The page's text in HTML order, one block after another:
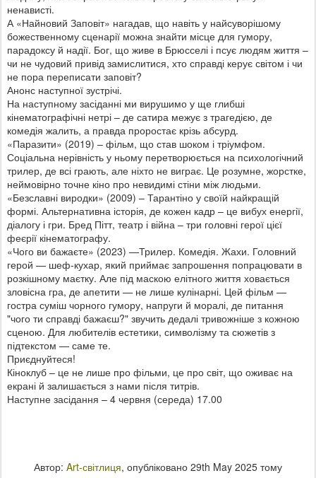
ненависті.
А «Найновий Заповіт» нагадав, що навіть у найсуворішому
божественному сценарії можна знайти місце для гумору,
парадоксу й надії. Бог, що живе в Брюсселі і псує людям життя –
чи не чудовий привід замислитися, хто справді керує світом і чи
не пора переписати заповіт?
Анонс наступної зустрічі.
На наступному засіданні ми вирушимо у ще глибші
кінематографічні нетрі – де сатира межує з трагедією, де
комедія жалить, а правда проростає крізь абсурд.
«Паразити» (2019) – фільм, що став шоком і тріумфом.
Соціальна нерівність у ньому перетворюється на психологічний
трилер, де всі грають, але ніхто не виграє. Це розумне, жорстке,
неймовірно точне кіно про невидимі стіни між людьми.
«Безславні виродки» (2009) – Тарантіно у своїй найкращій
формі. Альтернативна історія, де кожен кадр – це вибух енергії,
діалогу і гри. Бред Пітт, театр і війна – три головні герої цієї
феєрії кінематографу.
«Чого ви бажаєте» (2023) —Трилер. Комедія. Жахи. Головний
герой — шеф-кухар, який приймає запрошення попрацювати в
розкішному маєтку. Але під маскою елітного життя ховається
зловісна гра, де апетити — не лише кулінарні. Цей фільм —
гостра суміш чорного гумору, напруги й моралі, де питання
"чого ти справді бажаєш?" звучить дедалі тривожніше з кожною
сценою. Для любителів естетики, символізму та сюжетів з
підтекстом — саме те.
Приєднуйтеся!
Кіноклуб – це не лише про фільми, це про світ, що оживає на
екрані й залишається з нами після титрів.
Наступне засідання – 4 червня (середа) 17.00
Автор: Art-світлиця, опубліковано 29th May 2025 тому